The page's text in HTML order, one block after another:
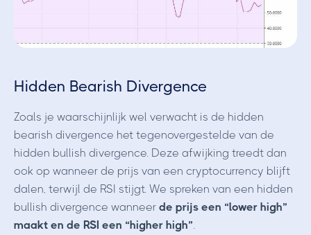
Hidden Bearish Divergence
Zoals je waarschijnlijk wel verwacht is de hidden
bearish divergence het tegenovergestelde van de
hidden bullish divergence. Deze afwijking treedt dan
ook op wanneer de prijs van een cryptocurrency blijft
dalen, terwijl de RSI stijgt. We spreken van een hidden
bullish divergence wanneer de prijs een “lower high”
maakt en de RSI een “higher high”